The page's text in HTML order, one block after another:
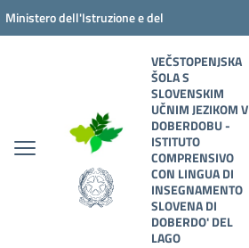
Vai ai contenuti
Vai al menu di navigazione
Vai al footer
Ministero dell'Istruzione e del
VEČSTOPENJSKA
ŠOLA S
SLOVENSKIM
UČNIM JEZIKOM V
DOBERDOBU -
ISTITUTO
COMPRENSIVO
CON LINGUA DI
INSEGNAMENTO
SLOVENA DI
DOBERDO' DEL
LAGO